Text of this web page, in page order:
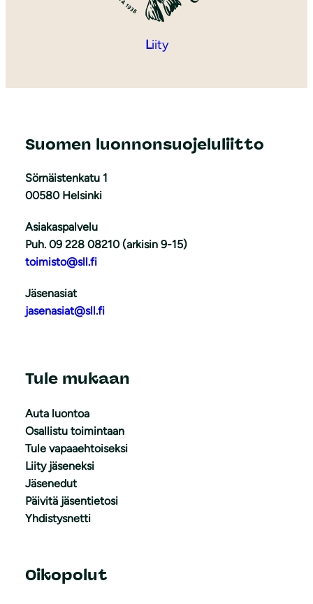
Liity
Suomen luonnonsuojeluliitto
Sörnäistenkatu 1
00580 Helsinki
Asiakaspalvelu
Puh. 09 228 08210 (arkisin 9-15)
toimisto@sll.fi
Jäsenasiat
jasenasiat@sll.fi
Tule mukaan
Auta luontoa
Osallistu toimintaan
Tule vapaaehtoiseksi
Liity jäseneksi
Jäsenedut
Päivitä jäsentietosi
Yhdistysnetti
Oikopolut